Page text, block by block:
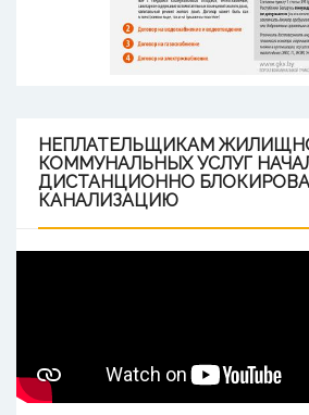
НЕПЛАТЕЛЬЩИКАМ
КОММУНАЛЬНЫХ УСЛУГ
ДИСТАНЦИОННО
КАНАЛИЗАЦИЮ